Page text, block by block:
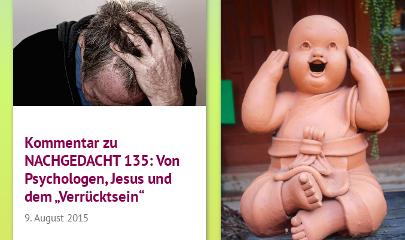
Kommentar zu
NACHGEDACHT 135: Von
Psychologen, Jesus und
dem „Verrücktsein“
9. August 2015